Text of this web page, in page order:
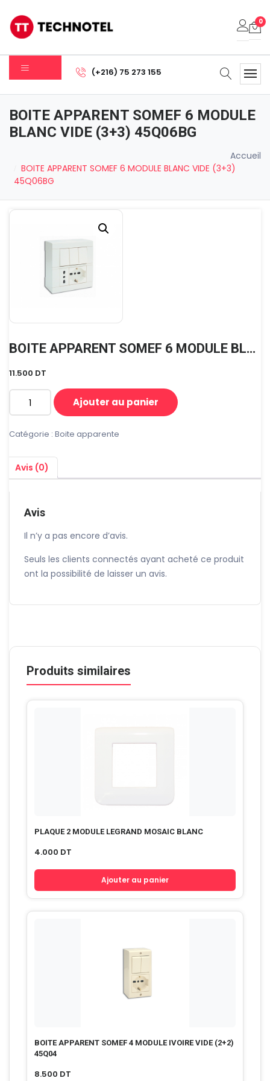
0
Votre panier est vide.
Sous-total: 0.000DT
Voir Le Panier Commander
(+216) 75 273 155
BOITE APPARENT SOMEF 6 MODULE
BLANC VIDE (3+3) 45Q06BG
Accueil
BOITE APPARENT SOMEF 6 MODULE BLANC VIDE (3+3)
45Q06BG
BOITE APPARENT SOMEF 6 MODULE BLANC VIDE (3+3) 45Q06BG
11.500 DT
quantité
BOITE
SOMEF
MODULE
VIDE
45Q06BG
Ajouter au panier
Catégorie : Boite apparente
Avis (0)
Avis
Il n’y a pas encore d’avis.
Seuls les clients connectés ayant acheté ce produit
ont la possibilité de laisser un avis.
Produits similaires
PLAQUE 2 MODULE LEGRAND MOSAIC BLANC
4.000 DT
Ajouter au panier
BOITE APPARENT SOMEF 4 MODULE IVOIRE VIDE (2+2)
45Q04
8.500 DT